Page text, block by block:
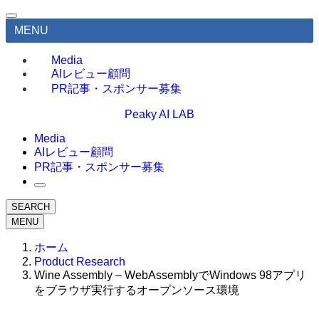
MENU
Media
AIレビュー顧問
PR記事・スポンサー募集
Peaky AI LAB
Media
AIレビュー顧問
PR記事・スポンサー募集
SEARCH
MENU
ホーム
Product Research
Wine Assembly – WebAssemblyでWindows 98アプリ
をブラウザ実行するオープンソース環境